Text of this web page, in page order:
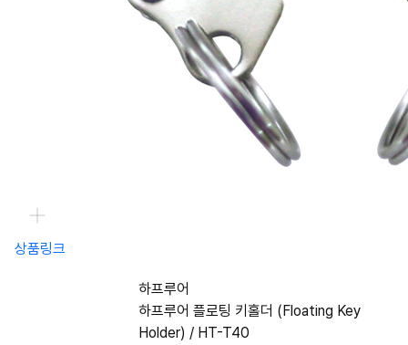
상품링크
하프루어
하프루어 플로팅 키홀더 (Floating Key
Holder) / HT-T40